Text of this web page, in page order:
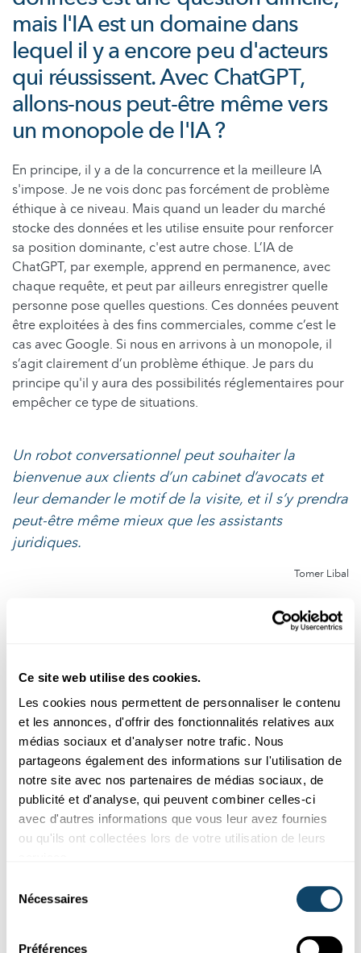
Ce site web utilise des cookies.
Les cookies nous permettent de personnaliser le contenu
et les annonces, d'offrir des fonctionnalités relatives aux
médias sociaux et d'analyser notre trafic. Nous
partageons également des informations sur l'utilisation de
notre site avec nos partenaires de médias sociaux, de
publicité et d'analyse, qui peuvent combiner celles-ci
avec d'autres informations que vous leur avez fournies
ou qu'ils ont collectées lors de votre utilisation de leurs
Nécessaires
Préférences
mais l'IA est un domaine dans
lequel il y a encore peu d'acteurs
qui réussissent. Avec ChatGPT,
allons-nous peut-être même vers
un monopole de l'IA ?
En principe, il y a de la concurrence et la meilleure IA
s'impose. Je ne vois donc pas forcément de problème
éthique à ce niveau. Mais quand un leader du marché
stocke des données et les utilise ensuite pour renforcer
sa position dominante, c'est autre chose. L’IA de
ChatGPT, par exemple, apprend en permanence, avec
chaque requête, et peut par ailleurs enregistrer quelle
personne pose quelles questions. Ces données peuvent
être exploitées à des fins commerciales, comme c’est le
cas avec Google. Si nous en arrivons à un monopole, il
s’agit clairement d’un problème éthique. Je pars du
principe qu'il y aura des possibilités réglementaires pour
empêcher ce type de situations.
Un robot conversationnel peut souhaiter la
bienvenue aux clients d’un cabinet d’avocats et
leur demander le motif de la visite, et il s’y prendra
peut-être même mieux que les assistants
juridiques.
Tomer Libal
Le système juridique peut réguler
transforme le système juridique.
Qu'est-ce qui change dans les
professions juridiques ?
Le changement a déjà été amorcé par la numérisation.
Avant, il y avait beaucoup d'assistants juridiques. J'ai
consulté plusieurs études à ce sujet et leur nombre a
fortement diminué au cours des 20 dernières années.